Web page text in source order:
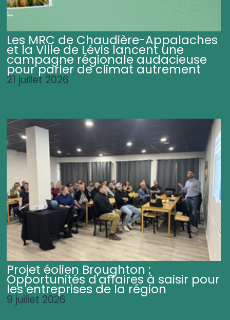
Les MRC de Chaudière-Appalaches
et la Ville de Lévis lancent une
campagne régionale audacieuse
pour parler de climat autrement
21 juillet 2026
Projet éolien Broughton :
Opportunités d'affaires à saisir pour
les entreprises de la région
9 juillet 2026